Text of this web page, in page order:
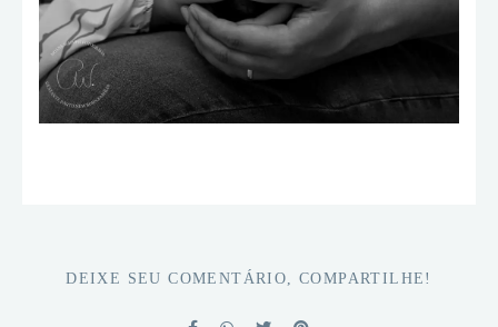
DEIXE SEU COMENTÁRIO, COMPARTILHE!